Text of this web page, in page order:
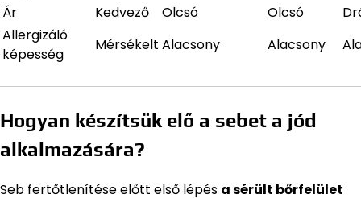
Ár
Kedvező Olcsó Olcsó
Allergizáló
képesség
Mérsékelt Alacsony Alacsony
Hogyan készítsük elő a sebet a jód
alkalmazására?
Seb fertőtlenítése előtt első lépés a sérült bőrfelület